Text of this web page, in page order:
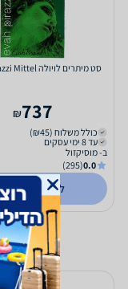
סט מיתרים לויולה Evah Pirazzi Mittel
737
₪
כולל משלוח (₪45)
עד 8 ימי עסקים
ב- מוסיקזול
0.0
(295)
לפרטים נוספים